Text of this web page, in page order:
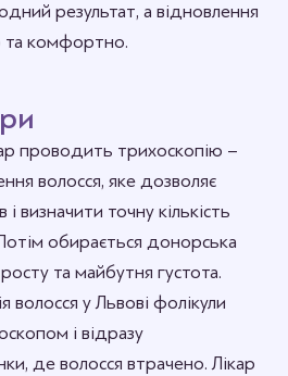
результат, а відновлення
комфортно.
проводить трихоскопію –
волосся, яке дозволяє
і визначити точну кількість
обирається донорська
росту та майбутня густота.
волосся у Львові фолікули
і відразу
де волосся втрачено. Лікар